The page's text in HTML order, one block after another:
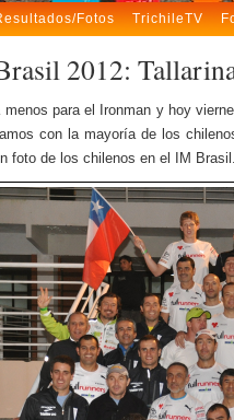
Fotos TrichileTV
2012:
menos para el Ironman y hoy
con la mayoría de los
foto de los chilenos en el IM Brasil.